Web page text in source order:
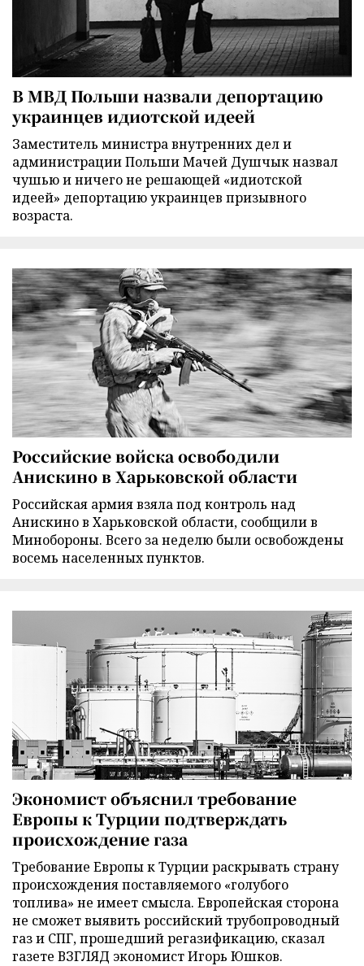
В МВД Польши назвали депортацию
украинцев идиотской идеей
Заместитель министра внутренних дел и
администрации Польши Мачей Душчык назвал
чушью и ничего не решающей «идиотской
идеей» депортацию украинцев призывного
возраста.
Российские войска освободили
Анискино в Харьковской области
Российская армия взяла под контроль над
Анискино в Харьковской области, сообщили в
Минобороны. Всего за неделю были освобождены
восемь населенных пунктов.
Экономист объяснил требование
Европы к Турции подтверждать
происхождение газа
Требование Европы к Турции раскрывать страну
происхождения поставляемого «голубого
топлива» не имеет смысла. Европейская сторона
не сможет выявить российский трубопроводный
газ и СПГ, прошедший регазификацию, сказал
газете ВЗГЛЯД экономист Игорь Юшков.